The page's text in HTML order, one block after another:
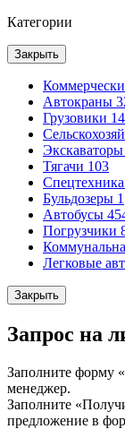
Категории
Закрыть
Автокраны
Грузовики
Экскаваторы
Тягачи 103
Спецтехника
Бульдозеры 1
Автобусы
Погрузчики
Легковые
Закрыть
Запрос на
Заполните форму
менеджер.
Заполните
предложение в